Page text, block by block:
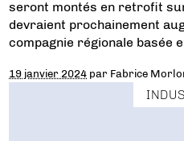
seront montés en retrofit
devraient prochainement
compagnie régionale basée
19 janvier 2024 par Fabrice